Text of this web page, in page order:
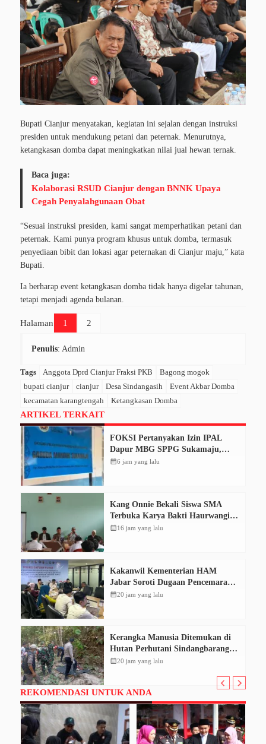
Bupati Cianjur menyatakan, kegiatan ini sejalan dengan instruksi
presiden untuk mendukung petani dan peternak. Menurutnya,
ketangkasan domba dapat meningkatkan nilai jual hewan ternak.
Baca juga:
Kolaborasi RSUD Cianjur dengan BNNK Upaya
Cegah Penyalahgunaan Obat
“Sesuai instruksi presiden, kami sangat memperhatikan petani dan
peternak. Kami punya program khusus untuk domba, termasuk
penyediaan bibit dan lokasi agar peternakan di Cianjur maju,” kata
Bupati.
Ia berharap event ketangkasan domba tidak hanya digelar tahunan,
tetapi menjadi agenda bulanan.
Halaman 1 2
Penulis: Admin
Tags Anggota Dprd Cianjur Fraksi PKB
Bagong mogok
bupati cianjur
cianjur Desa Sindangasih
Event Akbar Domba
kecamatan karangtengah
Ketangkasan Domba
ARTIKEL TERKAIT
FOKSI Pertanyakan Izin IPAL
Dapur MBG SPPG Sukamaju,
Korcam Sebut SPPL Belum Terbit
calendar_month6 jam yang lalu
Kang Onnie Bekali Siswa SMA
Terbuka Karya Bakti Haurwangi
dengan Pendidikan Demokrasi
calendar_month16 jam yang lalu
Kakanwil Kementerian HAM
Jabar Soroti Dugaan Pencemaran
Sungai Cikeas, Dinilai Ancam Hak
calendar_month20 jam yang lalu
Kerangka Manusia Ditemukan di
Hutan Perhutani Sindangbarang,
Polisi Selidiki Identitas Korban
calendar_month20 jam yang lalu
REKOMENDASI UNTUK ANDA